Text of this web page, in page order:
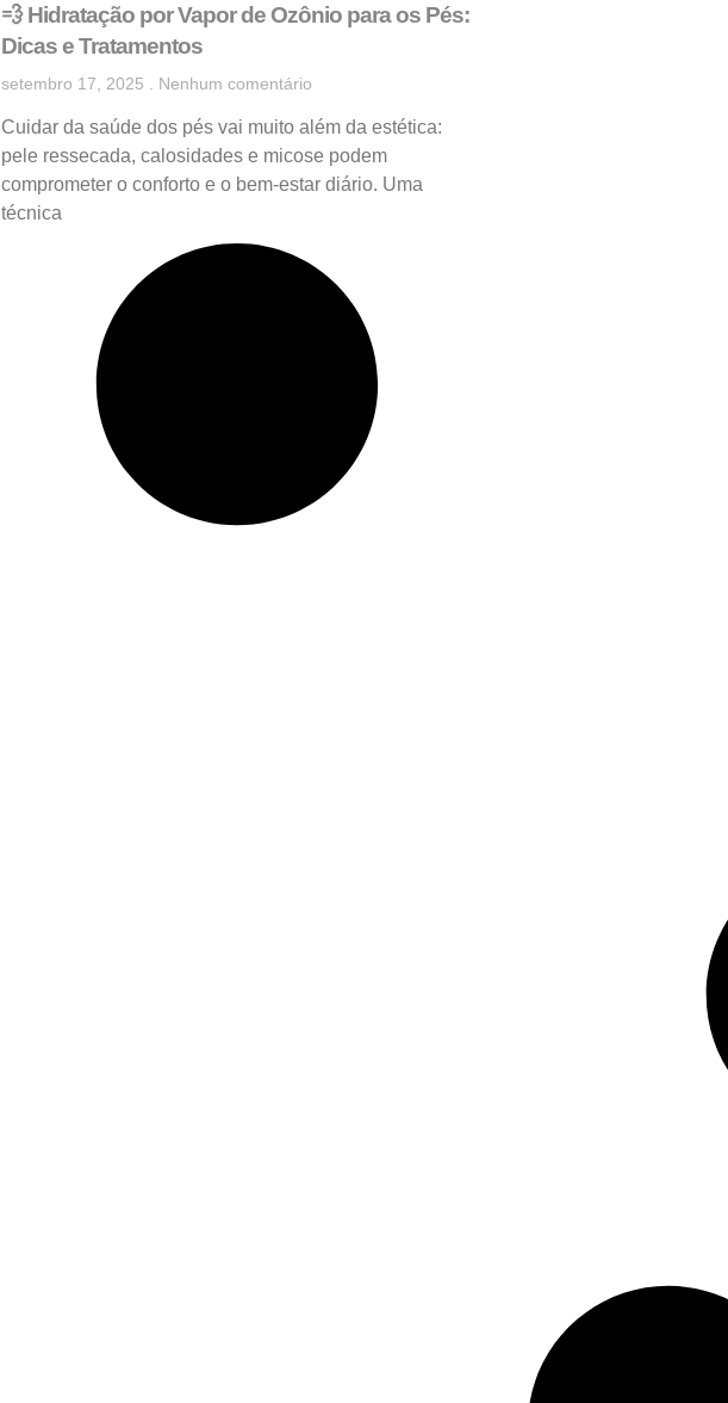
💨 Hidratação por Vapor de Ozônio para os Pés:
Dicas e Tratamentos
setembro 17, 2025 Nenhum comentário
Cuidar da saúde dos pés vai muito além da estética:
pele ressecada, calosidades e micose podem
comprometer o conforto e o bem-estar diário. Uma
técnica